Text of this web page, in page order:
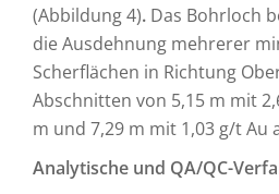
(Abbildung 4). Das Bohrloch
die Ausdehnung mehrerer
Scherflächen in Richtung
Abschnitten von 5,15 m mit
m und 7,29 m mit 1,03 g/t Au
Analytische und QA/QC-